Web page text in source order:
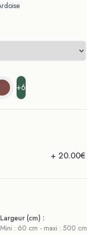
+6
+ 20.00€
Largeur (cm) :
Mini : 60 cm - maxi : 500 cm